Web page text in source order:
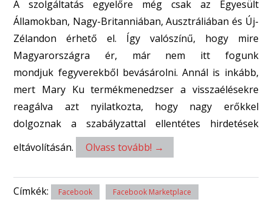
A szolgáltatás egyelőre még csak az Egyesült
Államokban, Nagy-Britanniában, Ausztráliában és Új-
Zélandon érhető el. Így valószínű, hogy mire
Magyarországra ér, már nem itt fogunk
mondjuk fegyverekből bevásárolni. Annál is inkább,
mert Mary Ku termékmenedzser a visszaélésekre
reagálva azt nyilatkozta, hogy nagy erőkkel
dolgoznak a szabályzattal ellentétes hirdetések
eltávolításán.
Olvass tovább! →
Címkék: Facebook Facebook Marketplace